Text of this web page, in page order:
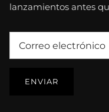
lanzamientos antes
ENVIAR